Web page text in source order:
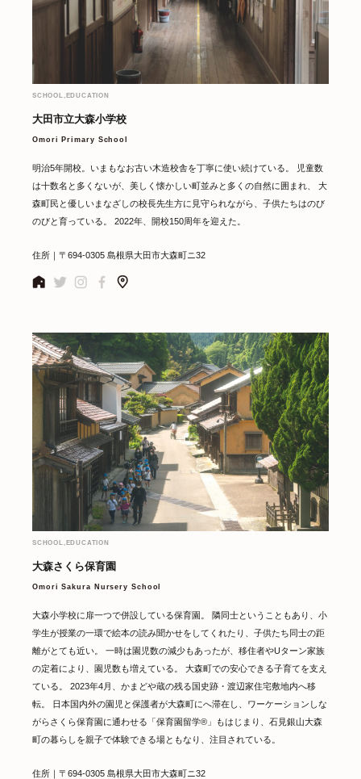
SCHOOL,EDUCATION
大田市立大森小学校
Omori Primary School
明治5年開校。いまもなお古い木造校舎を丁寧に使い続けている。 児童数
は十数名と多くないが、美しく懐かしい町並みと多くの自然に囲まれ、 大
森町民と優しいまなざしの校長先生方に見守られながら、子供たちはのび
のびと育っている。 2022年、開校150周年を迎えた。
住所｜〒694-0305 島根県大田市大森町ニ32
SCHOOL,EDUCATION
大森さくら保育園
Omori Sakura Nursery School
大森小学校に扉一つで併設している保育園。 隣同士ということもあり、小
学生が授業の一環で絵本の読み聞かせをしてくれたり、子供たち同士の距
離がとても近い。 一時は園児数の減少もあったが、移住者やUターン家族
の定着により、園児数も増えている。 大森町での安心できる子育てを支え
ている。 2023年4月、かまどや蔵の残る国史跡・渡辺家住宅敷地内へ移
転。 日本国内外の園児と保護者が大森町にへ滞在し、ワーケーションしな
がらさくら保育園に通わせる「保育園留学®︎」もはじまり、石見銀山大森
町の暮らしを親子で体験できる場ともなり、注目されている。
住所｜〒694-0305 島根県大田市大森町ニ32